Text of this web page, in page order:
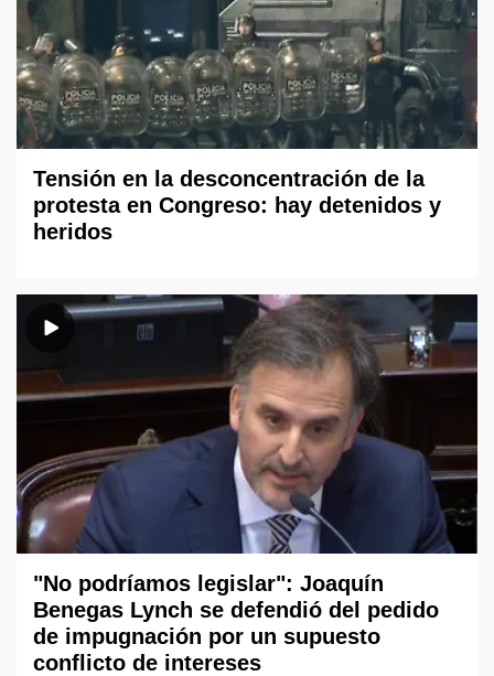
Tensión en la desconcentración de la
protesta en Congreso: hay detenidos y
heridos
"No podríamos legislar": Joaquín
Benegas Lynch se defendió del pedido
de impugnación por un supuesto
conflicto de intereses